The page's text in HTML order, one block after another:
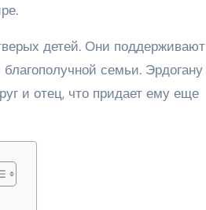
детей. Они поддерживают
семьи. Эрдогану
и отец, что придает ему еще